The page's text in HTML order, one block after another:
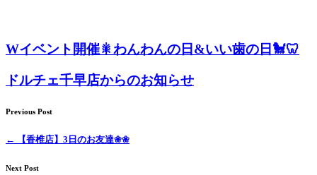
Wイベント開催🎇わんわんの日&いい歯の日🐩🦷
ドルチェ千早店からのお知らせ
Previous Post
← 【香椎店】3日のお友達❀❀
Next Post